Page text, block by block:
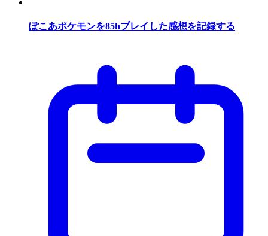
ぽこあポケモンを85hプレイした感想を記録する